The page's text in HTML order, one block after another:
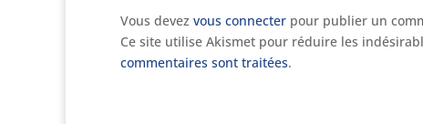
Vous devez vous connecter pour publier un
Ce site utilise Akismet pour réduire les
commentaires sont traitées.